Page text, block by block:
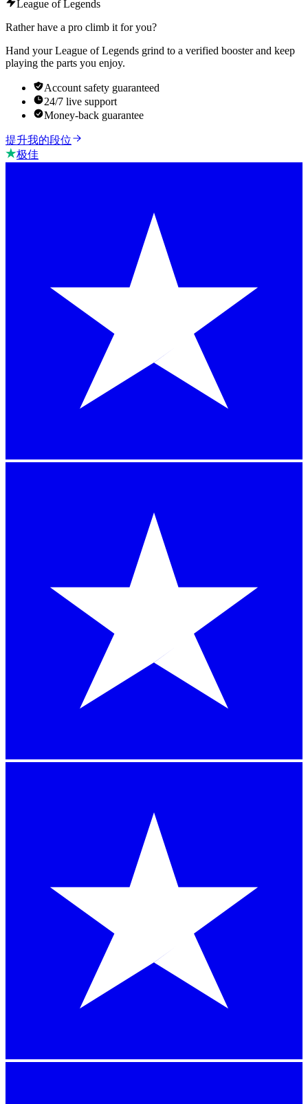
League of Legends
Rather have a pro climb it for you?
Hand your League of Legends grind to a verified booster and keep
playing the parts you enjoy.
Account safety guaranteed
24/7 live support
Money-back guarantee
提升我的段位
极佳